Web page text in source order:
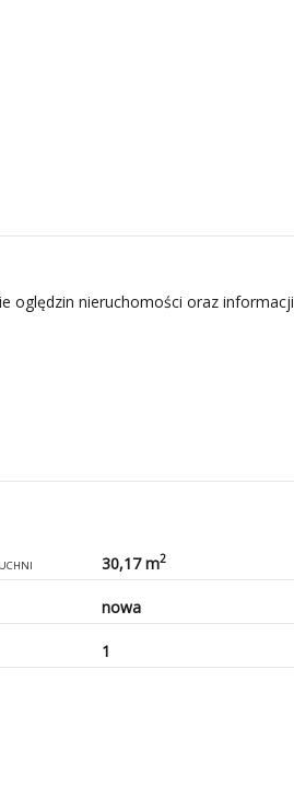
oględzin nieruchomości oraz informacji
30,17 m2
nowa
1